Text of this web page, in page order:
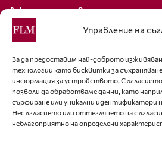
Управление на
За да предоставим най-доброто
технологии като бисквитки за
информация за устройството.
позволи да обработваме данни, като
сърфиране или уникални идентификатори
Несъгласието или оттеглянето на
неблагоприятно на определени
Декларация за поверителност
Политика за бисквитки
За контакти
editor@fashion-lifestyle.net
+359 88 227 33 47
Последвайте ни